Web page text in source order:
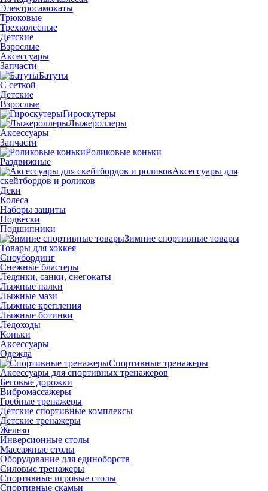
Электросамокаты
Трюковые
Трехколесные
Детские
Взрослые
Аксессуары
Запчасти
Батуты
С сеткой
Детские
Взрослые
Гироскутеры
Лыжероллеры
Аксессуары
Запчасти
Роликовые коньки
Раздвижные
Аксессуары для
скейтбордов и роликов
Деки
Колеса
Наборы защиты
Подвески
Подшипники
Зимние спортивные товары
Товары для хоккея
Сноубординг
Снежные бластеры
Ледянки, санки, снегокаты
Лыжные палки
Лыжные мази
Лыжные крепления
Лыжные ботинки
Ледоходы
Коньки
Аксессуары
Одежда
Спортивные тренажеры
Аксессуары для спортивных тренажеров
Беговые дорожки
Вибромассажеры
Гребные тренажеры
Детские спортивные комплексы
Детские тренажеры
Железо
Инверсионные столы
Массажные столы
Оборудование для единоборств
Силовые тренажеры
Спортивные игровые столы
Спортивные скамьи